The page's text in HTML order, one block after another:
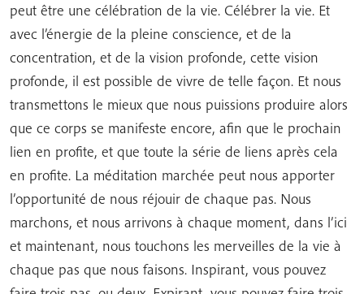
peut être une célébration de la vie. Célébrer la vie. Et
avec l’énergie de la pleine conscience, et de la
concentration, et de la vision profonde, cette vision
profonde, il est possible de vivre de telle façon. Et nous
transmettons le mieux que nous puissions produire alors
que ce corps se manifeste encore, afin que le prochain
lien en profite, et que toute la série de liens après cela
en profite. La méditation marchée peut nous apporter
l’opportunité de nous réjouir de chaque pas. Nous
marchons, et nous arrivons à chaque moment, dans l’ici
et maintenant, nous touchons les merveilles de la vie à
chaque pas que nous faisons. Inspirant, vous pouvez